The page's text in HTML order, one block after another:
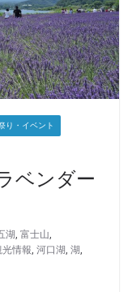
り・イベント
ベンダー
湖, 富士山,
光情報, 河口湖, 湖,